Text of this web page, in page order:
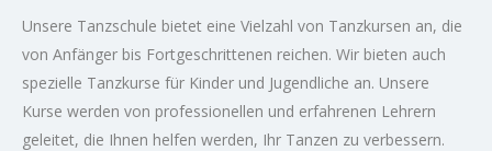
Unsere Tanzschule bietet eine Vielzahl von Tanzkursen an, die
von Anfänger bis Fortgeschrittenen reichen. Wir bieten auch
spezielle Tanzkurse für Kinder und Jugendliche an. Unsere
Kurse werden von professionellen und erfahrenen Lehrern
geleitet, die Ihnen helfen werden, Ihr Tanzen zu verbessern.